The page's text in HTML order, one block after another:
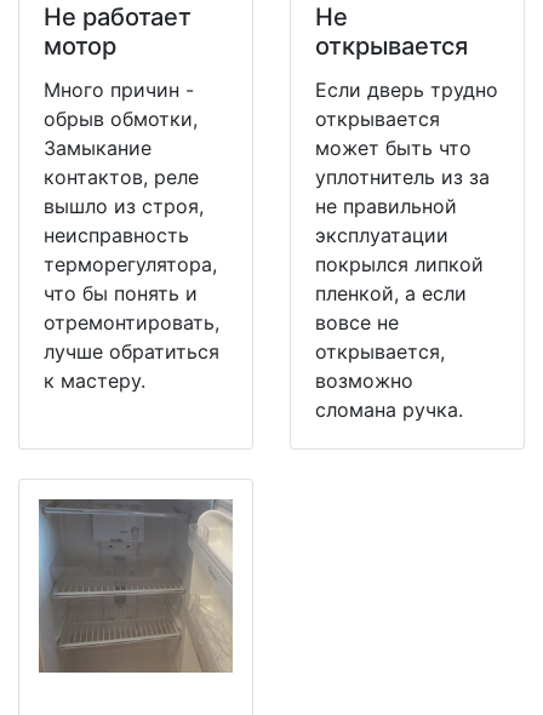
Не работает
мотор
Много причин -
обрыв обмотки,
Замыкание
контактов, реле
вышло из строя,
неисправность
терморегулятора,
что бы понять и
отремонтировать,
лучше обратиться
к мастеру.
Не
открывается
Если дверь трудно
открывается
может быть что
уплотнитель из за
не правильной
эксплуатации
покрылся липкой
пленкой, а если
вовсе не
открывается,
возможно
сломана ручка.